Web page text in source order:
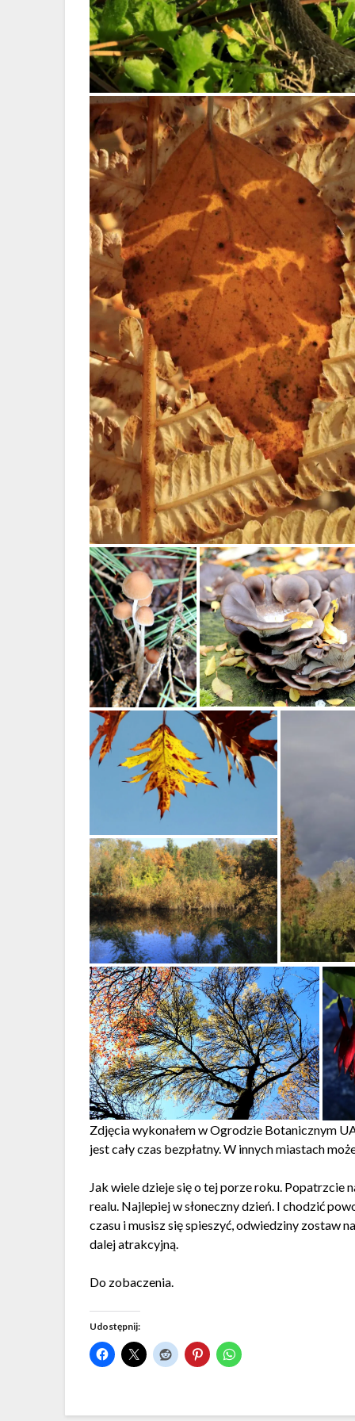
Zdjęcia wykonałem w Ogrodzie Botanicznym
jest cały czas bezpłatny. W innych miastach
Jak wiele dzieje się o tej porze roku. Popatrzcie
realu. Najlepiej w słoneczny dzień. I chodzić
czasu i musisz się spieszyć, odwiedziny zostaw
dalej atrakcyjną.
Do zobaczenia.
Udostępnij: